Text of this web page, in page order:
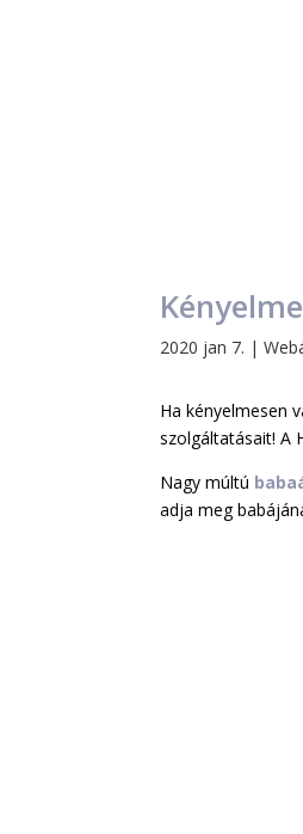
2020 jan 7. |
Ha kényelmesen
szolgáltatásait! A
Nagy múltú
adja meg